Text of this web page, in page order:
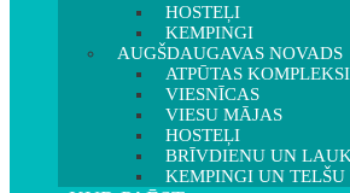
HOSTEĻI
KEMPINGI
AUGŠDAUGAVAS NOVADS
ATPŪTAS KOMPLEKSI
VIESNĪCAS
VIESU MĀJAS
HOSTEĻI
BRĪVDIENU UN
KEMPINGI UN TELŠU